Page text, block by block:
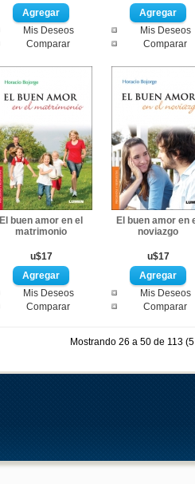
Mis Deseos
Comparar
Mis Deseos
Comparar
El buen amor en el
matrimonio
u$17
Mis Deseos
Comparar
El buen amor en
noviazgo
u$17
Mis Deseos
Comparar
Mostrando 26 a 50 de 113